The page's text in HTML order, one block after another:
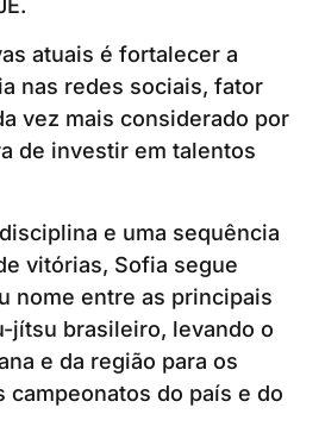
atuais é fortalecer a
nas redes sociais, fator
vez mais considerado por
de investir em talentos
e uma sequência
vitórias, Sofia segue
nome entre as principais
jítsu brasileiro, levando o
e da região para os
campeonatos do país e do